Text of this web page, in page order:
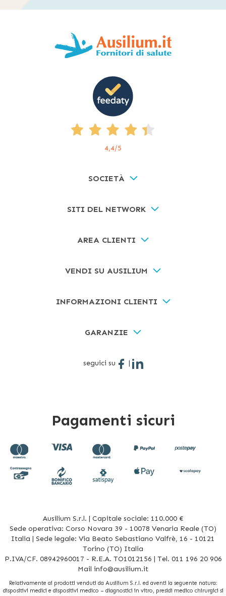
4,4/5
SOCIETÀ
SITI DEL NETWORK
AREA CLIENTI
VENDI SU AUSILIUM
INFORMAZIONI CLIENTI
GARANZIE
seguici su |
Pagamenti sicuri
Ausilium S.r.l. | Capitale sociale: 110.000 €
Sede operativa: Corso Novara 39 - 10078 Venaria Reale (TO)
Italia | Sede legale: Via Beato Sebastiano Valfrè, 16 - 10121
Torino (TO) Italia
P.IVA/CF. 08942960017 - R.E.A. TO1012156 | Tel. 011 196 20 906
Mail info@ausilium.it
Relativamente ai prodotti venduti da Ausilium S.r.l. ed aventi la seguente natura:
dispositivi medici e dispositivi medico – diagnostici in vitro, presidi medico chirurgici si